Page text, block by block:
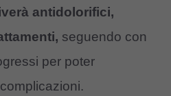
antidolorifici,
seguendo con
per poter